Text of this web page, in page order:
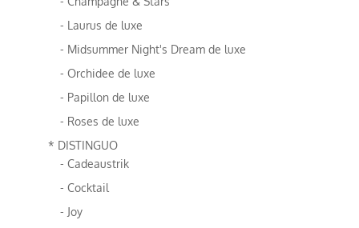
- Laurus de luxe
- Midsummer Night's Dream de luxe
- Orchidee de luxe
- Papillon de luxe
- Roses de luxe
* DISTINGUO
- Cadeaustrik
- Cocktail
- Joy